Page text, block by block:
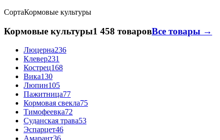
СортаКормовые культуры
Кормовые культуры1 458 товаровВсе товары →
Люцерна236
Клевер231
Кострец168
Вика130
Люпин105
Пажитница77
Кормовая свекла75
Тимофеевка72
Суданская трава53
Эспарцет46